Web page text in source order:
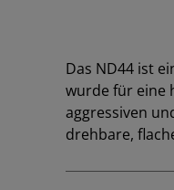
Das ND44 ist
wurde für eine
aggressiven
drehbare,